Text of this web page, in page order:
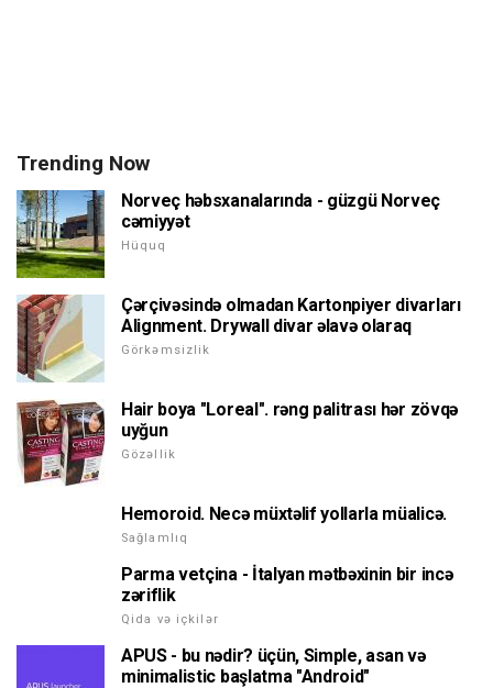
Trending Now
Norveç həbsxanalarında - güzgü Norveç
cəmiyyət
Hüquq
Çərçivəsində olmadan Kartonpiyer divarları
Alignment. Drywall divar əlavə olaraq
Görkəmsizlik
Hair boya "Loreal". rəng palitrası hər zövqə
uyğun
Gözəllik
Hemoroid. Necə müxtəlif yollarla müalicə.
Sağlamlıq
Parma vetçina - İtalyan mətbəxinin bir incə
zəriflik
Qida və içkilər
APUS - bu nədir? üçün, Simple, asan və
minimalistic başlatma "Android"